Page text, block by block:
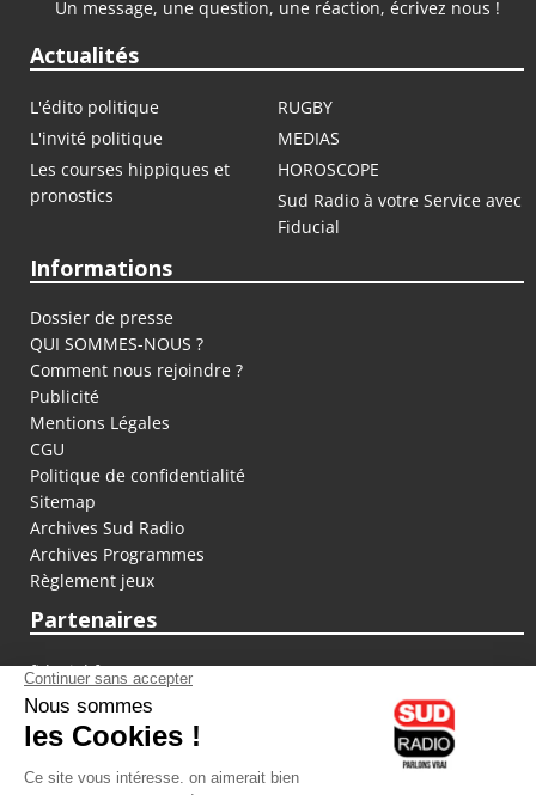
Un message, une question, une réaction, écrivez nous !
Actualités
L'édito politique
RUGBY
L'invité politique
MEDIAS
Les courses hippiques et
pronostics
HOROSCOPE
Sud Radio à votre Service avec
Fiducial
Informations
Dossier de presse
QUI SOMMES-NOUS ?
Comment nous rejoindre ?
Publicité
Mentions Légales
CGU
Politique de confidentialité
Sitemap
Archives Sud Radio
Archives Programmes
Règlement jeux
Partenaires
fiducial.fr
lyoncapitale.fr
olympique-et-lyonnais.com
L'application Iphone / Android